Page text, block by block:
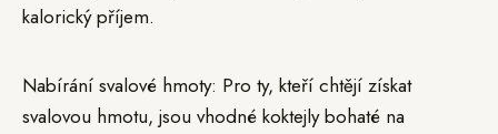
kalorický příjem.
Nabírání svalové hmoty: Pro ty, kteří chtějí získat
svalovou hmotu, jsou vhodné koktejly bohaté na